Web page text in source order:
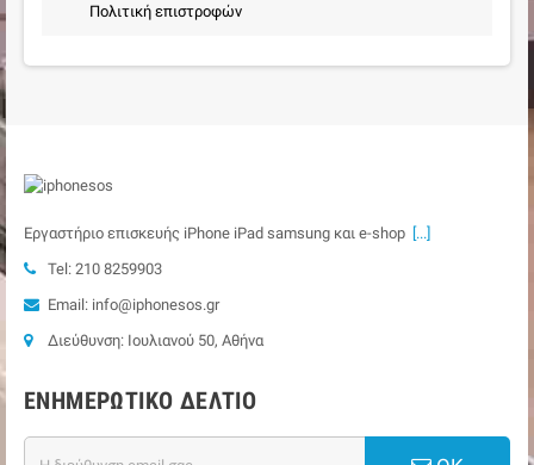
Πολιτική επιστροφών
Εργαστήριο επισκευής iPhone iPad samsung και e-shop [...]
Tel: 210 8259903
Email: info@iphonesos.gr
Διεύθυνση: Ιουλιανού 50, Αθήνα
ΕΝΗΜΕΡΩΤΙΚΌ ΔΕΛΤΊΟ